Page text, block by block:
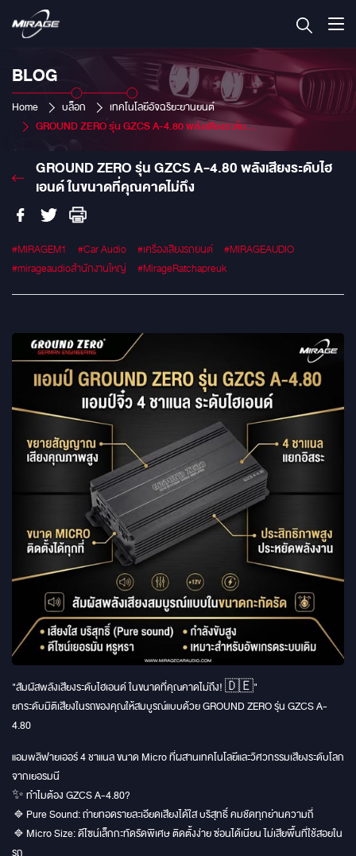
BLOG
Home บล็อก
เทคโนโลยีอัจฉริยะยานยนต์
GROUND ZERO รุ่น GZCS A-4.80 พลังเสียงระดับไฮเอนด์ ในขนาดที่คุณคาดไม่ถึง
GROUND ZERO รุ่น GZCS A-4.80 พลังเสียงระดับไฮ
เอนด์ ในขนาดที่คุณคาดไม่ถึง
#MIRAGEM1 #Car Audio #เครื่องเสียงรถยนต์
#MIRAGEAUDIO
#mirageaudioสำนักงานใหญ่
#MirageRatchapreuk
"สัมผัสพลังเสียงระดับไฮเอนด์ ในขนาดที่คุณคาดไม่ถึง! 🇩🇪"
ยกระดับมิติเสียงในรถของคุณให้สมบูรณ์แบบด้วย GROUND ZERO รุ่น GZCS A-
4.80
แอมพลิฟายเออร์ 4 ชาแนล ขนาด Micro ที่ผสานเทคโนโลยีและวิศวกรรมเสียงระดับโลก
จากเยอรมนี
✨ ทำไมต้อง GZCS A-4.80?
🔹Pure Sound: ถ่ายทอดรายละเอียดเสียงได้ใส บริสุทธิ์ คมชัดทุกย่านความถี่
🔹Micro Size: ดีไซน์เล็กกะทัดรัดพิเศษ ติดตั้งง่าย ซ่อนได้เนียน ไม่เสียพื้นที่ใช้สอยใน
รถ